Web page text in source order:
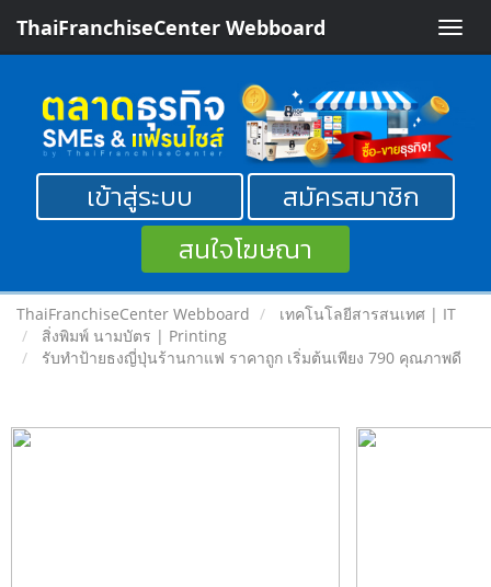
Toggle
ThaiFranchiseCenter Webboard
เข้าสู่ระบบ
สมัครสมาชิก
สนใจโฆษณา
ThaiFranchiseCenter Webboard
เทคโนโลยีสารสนเทศ | IT
สิ่งพิมพ์ นามบัตร | Printing
รับทำป้ายธงญี่ปุ่นร้านกาแฟ ราคาถูก เริ่มต้นเพียง 790 คุณภาพดี